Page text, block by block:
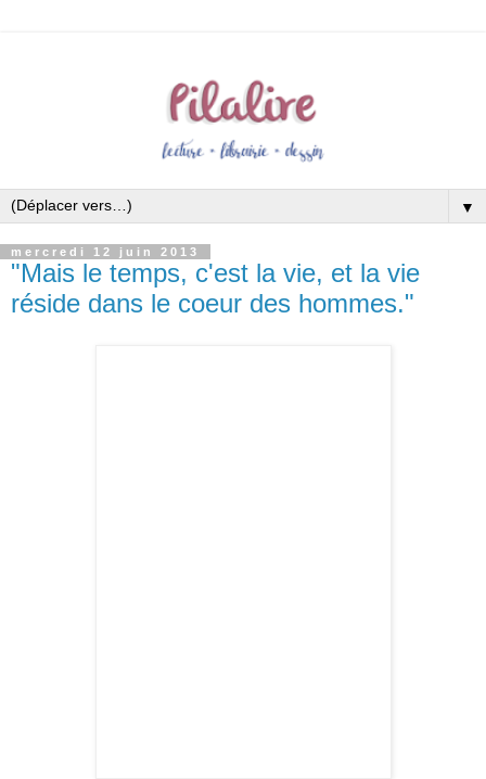
▼
mercredi 12 juin 2013
"Mais le temps, c'est la vie, et la vie
réside dans le coeur des hommes."